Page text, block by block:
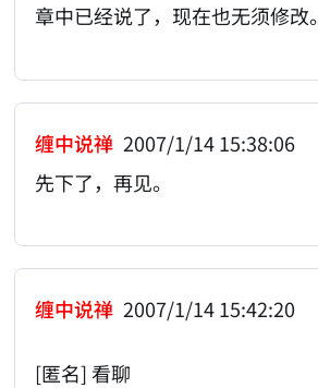
章中已经说了，现在也无须修改。
缠中说禅 2007/1/14 15:38:06
先下了，再见。
缠中说禅 2007/1/14 15:42:20
[匿名] 看聊